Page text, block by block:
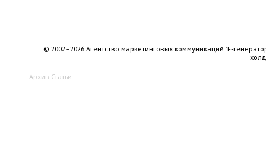
© 2002–2026 Агентство маркетинговых коммуникаций "Е-
Архив Статьи